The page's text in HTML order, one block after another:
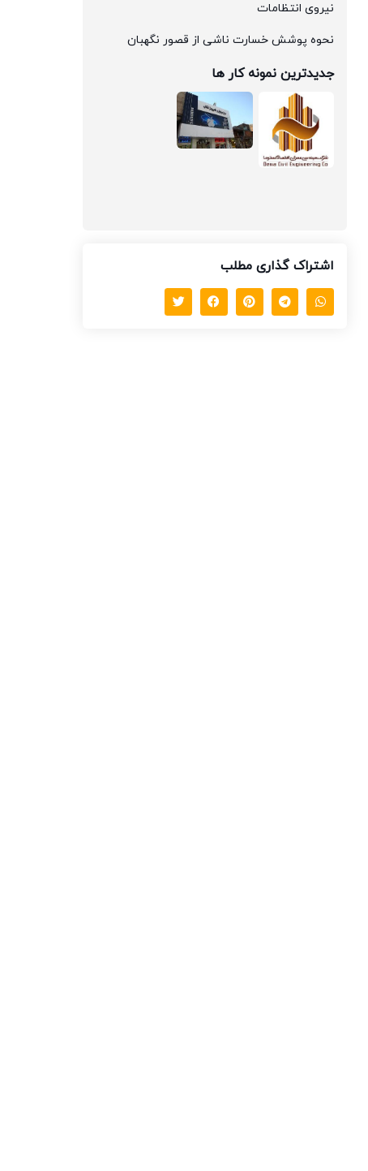
نیروی انتظامات
نحوه پوشش خسارت ناشی از قصور نگهبان
جدیدترین نمونه کار ها
اشتراک گذاری مطلب